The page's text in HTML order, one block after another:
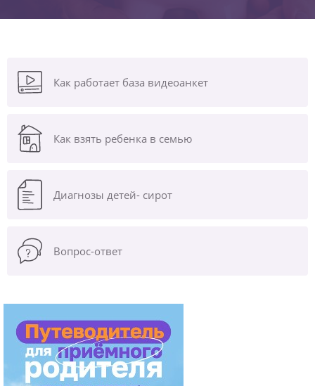
Как работает база видеоанкет
Как взять ребенка в семью
Диагнозы детей- сирот
Вопрос-ответ